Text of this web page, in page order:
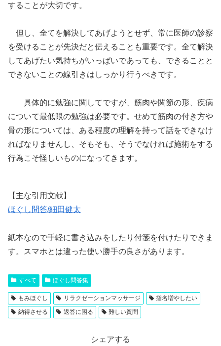
することが大切です。
但し、全てを解決してあげようとせず、常に医師の診察
を受けることが先決だと伝えることも重要です。全て解決
してあげたい気持ちがいっぱいであっても、できることと
できないことの線引きはしっかり行うべきです。
具体的に勉強に関してですが、筋肉や関節の形、疾病
について最低限の勉強は必要です。せめて筋肉の付き方や
骨の形については、ある程度の理解を持って話をできなけ
ればなりませんし、そもそも、そうでなければ施術をする
行為こそ怪しいものになってきます。
【主な引用文献】
ほぐし問答/細田健太
紙本なので手軽に書き込みをしたり付箋を付けたりできま
す。スマホとは違った使い勝手の良さがあります。
すべて ほぐし問答集
もみほぐし リラクゼーションマッサージ
指名増やしたい
納得させる
返答に困る 難しい質問
シェアする